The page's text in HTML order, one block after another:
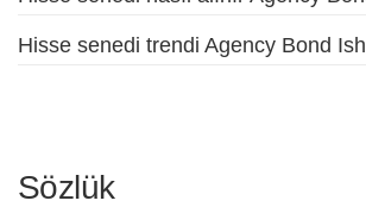
Hisse senedi trendi Agency Bond
Sözlük